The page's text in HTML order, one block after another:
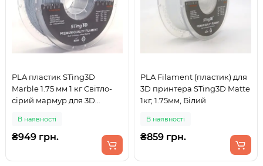
PLA пластик STing3D
Marble 1.75 мм 1 кг Світло-
сірий мармур для 3D
В наявності
₴949 грн.
PLA Filament (пластик) для
3D принтера STing3D Matte
1кг, 1.75мм, Білий
В наявності
₴859 грн.